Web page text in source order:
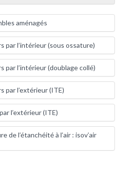
aménagés
par l’intérieur (sous ossature)
par l’intérieur (doublage collé)
par l’extérieur (ITE)
l’extérieur (ITE)
de l’étanchéité à l’air : isov’air